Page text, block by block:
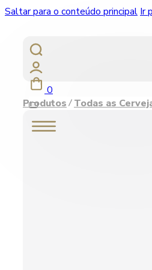
Saltar para o conteúdo principal Ir
0
Produtos
Todas as